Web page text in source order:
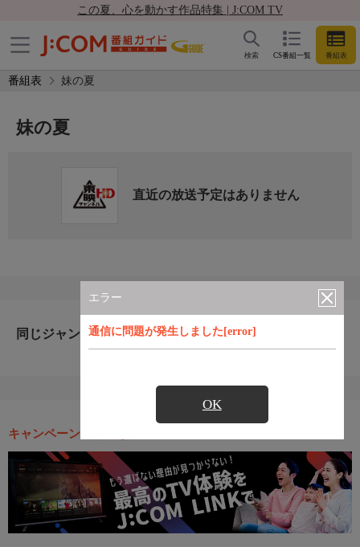
この夏、心を動かす作品特集 | J:COM TV
CS番組一覧 番組表
検索
番組表 妹の夏
エラー
通信に問題が発生しました[error]
OK
妹の夏
直近の放送予定はありません
同じジャンルのおすすめ番組
キャンペーン・お得な情報